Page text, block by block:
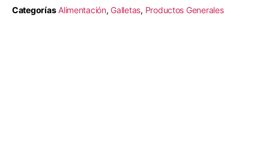
Categorías Alimentación, Galletas, Productos Generales